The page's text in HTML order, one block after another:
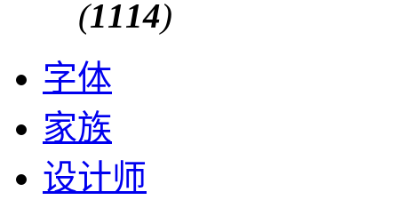
(1114)
字体
家族
设计师